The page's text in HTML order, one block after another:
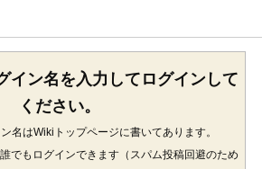
イン名を入力してログインして
ください。
名はWikiトップページに書いてあります。
でもログインできます（スパム投稿回避のため